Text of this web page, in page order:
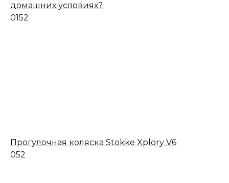
домашних условиях?
0152
Прогулочная коляска Stokke Xplory V6
052